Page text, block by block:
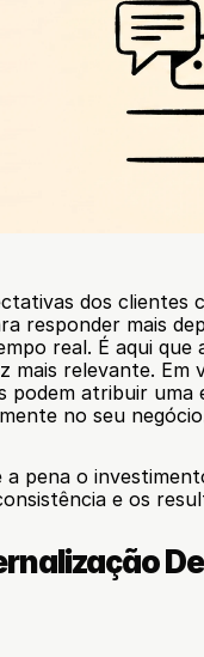
dos clientes
responder mais
real. É aqui que
mais relevante. Em
podem atribuir
no seu
a pena o
e os